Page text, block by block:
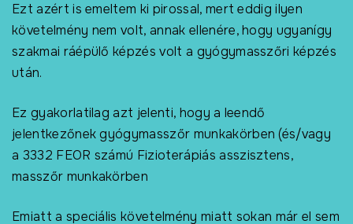
Ezt azért is emeltem ki pirossal, mert eddig ilyen
követelmény nem volt, annak ellenére, hogy ugyanígy
szakmai ráépülő képzés volt a gyógymasszőri képzés
után.
Ez gyakorlatilag azt jelenti, hogy a leendő
jelentkezőnek gyógymasszőr munkakörben (és/vagy
a 3332 FEOR számú Fizioterápiás asszisztens,
masszőr munkakörben
Emiatt a speciális követelmény miatt sokan már el sem